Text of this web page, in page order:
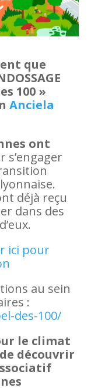
que
100 »
Anciela
ont
s’engager
déjà reçu
dans des
ici pour
au sein
:
des-100/
le climat
découvrir